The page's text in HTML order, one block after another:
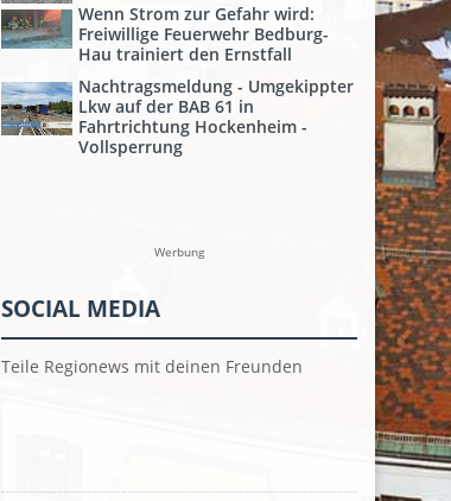
Wenn Strom zur Gefahr wird:
Freiwillige Feuerwehr Bedburg-
Hau trainiert den Ernstfall
Nachtragsmeldung - Umgekippter
Lkw auf der BAB 61 in
Fahrtrichtung Hockenheim -
Vollsperrung
Werbung
SOCIAL MEDIA
Teile Regionews mit deinen Freunden